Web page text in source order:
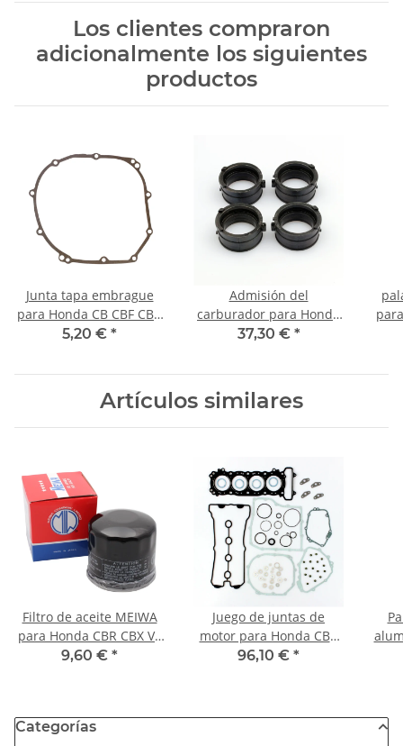
Los clientes compraron
adicionalmente los siguientes
productos
Junta tapa embrague
para Honda CB CBF CBR
600 900 # 11393-MV9-
5,20 € *
Admisión del
carburador para Honda
CBR 900 RR Fireblade
37,30 € *
Artículos similares
Filtro de aceite MEIWA
para Honda CBR CBX VF
VFR VT XLV Kawasaki EN
9,60 € *
Juego de juntas de
motor para Honda CBR
900 RR Fireblade 96-99
96,10 € *
Categorías